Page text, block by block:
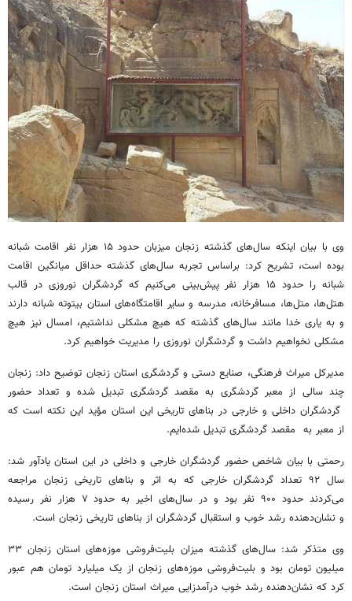
وی با بیان اینکه سال‌های گذشته زنجان میزبان حدود ۱۵ هزار نفر اقامت شبانه
بوده است، تشریح کرد: براساس تجربه سال‌های گذشته حداقل میانگین اقامت
شبانه را حدود ۱۵ هزار نفر پیش‌بینی می‌کنیم که گردشگران نوروزی در قالب
هتل‌ها، متل‌ها، مسافرخانه، مدرسه و سایر اقامتگاه‌های استان بیتوته شبانه دارند
و به یاری خدا مانند سال‌های گذشته که هیچ مشکلی نداشتیم، امسال نیز هیچ
مشکلی نخواهیم داشت و گردشگران نوروزی را مدیریت خواهیم کرد.
مدیرکل میراث فرهنگی، صنایع دستی و گردشگری استان زنجان توضیح داد: زنجان
چند سالی از معبر گردشگری به مقصد گردشگری تبدیل شده و تعداد حضور
گردشگران داخلی و خارجی در بناهای تاریخی این استان مؤید این نکته است که
از معبر به مقصد گردشگری تبدیل شده‌ایم.
رحمتی با بیان شاخص حضور گردشگران خارجی و داخلی در این استان یادآور شد:
سال ۹۲ تعداد گردشگران خارجی که به اثر و بناهای تاریخی زنجان مراجعه
می‌کردند حدود ۹۰۰ نفر بود و در سال‌های اخیر به حدود ۷ هزار نفر رسیده
و نشان‌دهنده رشد خوب و استقبال گردشگران از بناهای تاریخی زنجان است.
وی متذکر شد: سال‌های گذشته میزان بلیت‌فروشی موزه‌های استان زنجان ۳۳
میلیون تومان بود و بلیت‌فروشی موزه‌های زنجان از یک‌ میلیارد تومان هم عبور
کرد که نشان‌دهنده رشد خوب درآمدزایی میراث استان زنجان است.